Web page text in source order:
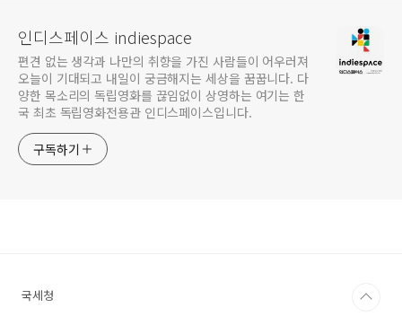
인디스페이스 indiespace
편견 없는 생각과 나만의 취향을 가진 사람들이 어우러져
오늘이 기대되고 내일이 궁금해지는 세상을 꿈꿉니다. 다
양한 목소리의 독립영화를 끊임없이 상영하는 여기는 한
국 최초 독립영화전용관 인디스페이스입니다.
구독하기
국세청